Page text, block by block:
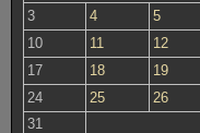
3
4 5
10
11 12
17
18 19
24
25 26
31